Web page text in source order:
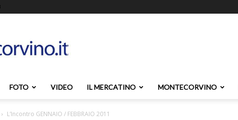
FOTO VIDEO IL MERCATINO MONTECORVINO
L’Incontro GENNAIO / FEBBRAIO 2011